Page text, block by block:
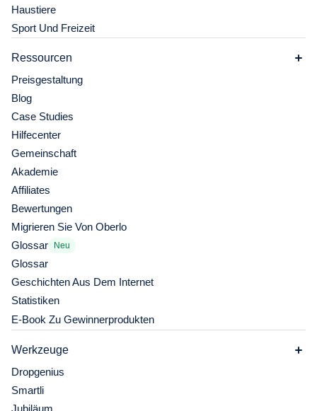
Haustiere
Sport Und Freizeit
Ressourcen
Preisgestaltung
Blog
Case Studies
Hilfecenter
Gemeinschaft
Akademie
Affiliates
Bewertungen
Migrieren Sie Von Oberlo
Glossar
Neu
Glossar
Geschichten Aus Dem Internet
Statistiken
E-Book Zu Gewinnerprodukten
Werkzeuge
Dropgenius
Smartli